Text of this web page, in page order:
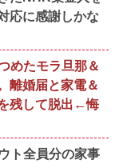
応に感謝しかな
めたモラ旦那＆
離婚届と家電＆
残して脱出←悔
ト全員分の家事